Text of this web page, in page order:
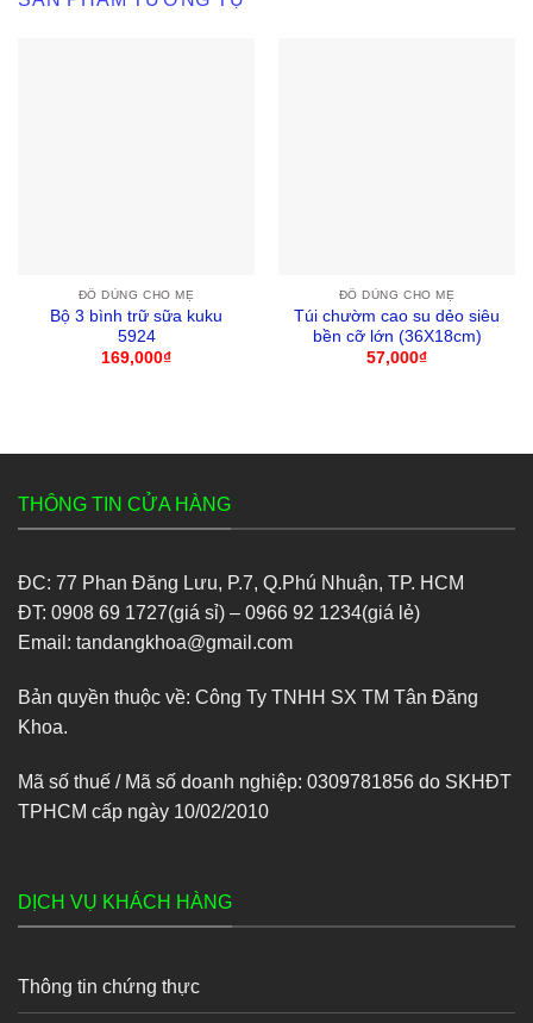
ĐỒ DÙNG CHO MẸ
Bộ 3 bình trữ sữa kuku
5924
169,000₫
ĐỒ DÙNG CHO MẸ
Túi chườm cao su dẻo siêu
bền cỡ lớn (36X18cm)
57,000₫
THÔNG TIN CỬA HÀNG
ĐC: 77 Phan Đăng Lưu, P.7, Q.Phú Nhuận, TP. HCM
ĐT: 0908 69 1727(giá sỉ) – 0966 92 1234(giá lẻ)
Email: tandangkhoa@gmail.com
Bản quyền thuộc về: Công Ty TNHH SX TM Tân Đăng
Khoa.
Mã số thuế / Mã số doanh nghiệp: 0309781856 do SKHĐT
TPHCM cấp ngày 10/02/2010
DỊCH VỤ KHÁCH HÀNG
Thông tin chứng thực